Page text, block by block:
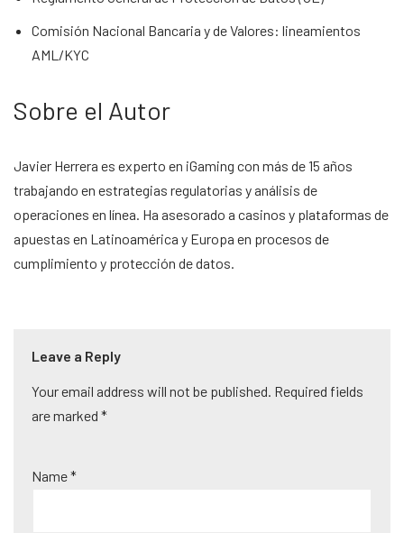
Comisión Nacional Bancaria y de Valores: lineamientos
AML/KYC
Sobre el Autor
Javier Herrera es experto en iGaming con más de 15 años
trabajando en estrategias regulatorias y análisis de
operaciones en línea. Ha asesorado a casinos y plataformas de
apuestas en Latinoamérica y Europa en procesos de
cumplimiento y protección de datos.
Leave a Reply
Your email address will not be published. Required fields
are marked *
Name*
A
lt